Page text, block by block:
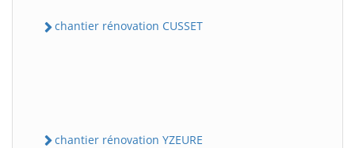
chantier rénovation CUSSET
chantier rénovation YZEURE